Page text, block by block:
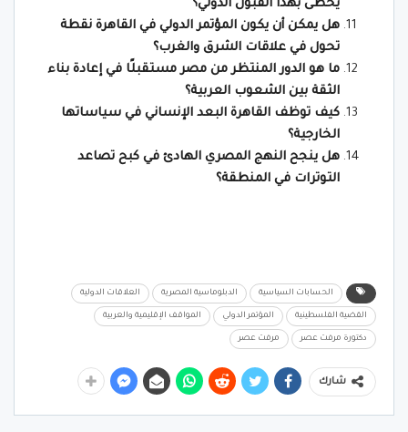
يحظى بهذا القبول الدولي؟
هل يمكن أن يكون المؤتمر الدولي في القاهرة نقطة
تحول في علاقات الشرق والغرب؟
ما هو الدور المنتظر من مصر مستقبلًا في إعادة بناء
الثقة بين الشعوب العربية؟
كيف توظف القاهرة البعد الإنساني في سياساتها
الخارجية؟
هل ينجح النهج المصري الهادئ في كبح تصاعد
التوترات في المنطقة؟
الحسابات السياسية الدبلوماسية المصرية العلاقات الدولية
القضية الفلسطينية المؤتمر الدولي المواقف الإقليمية والعربية
دكتورة مرفت عصر مرفت عصر
شارك